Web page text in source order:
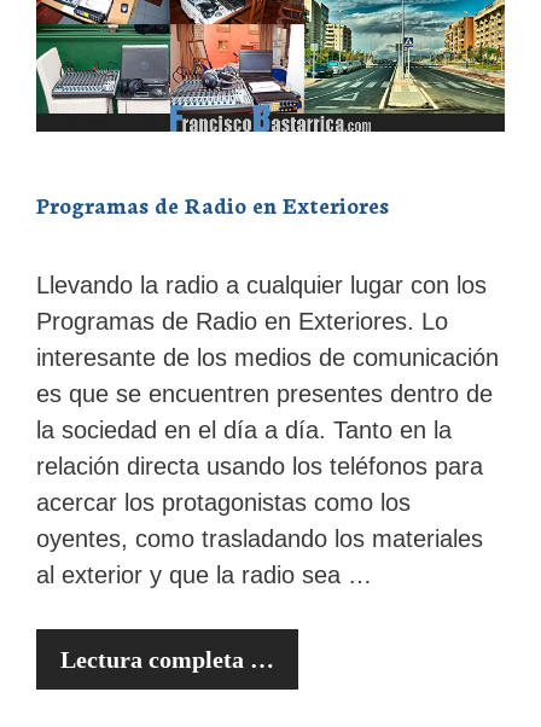
Programas de Radio en Exteriores
Llevando la radio a cualquier lugar con los
Programas de Radio en Exteriores. Lo
interesante de los medios de comunicación
es que se encuentren presentes dentro de
la sociedad en el día a día. Tanto en la
relación directa usando los teléfonos para
acercar los protagonistas como los
oyentes, como trasladando los materiales
al exterior y que la radio sea …
Lectura completa …